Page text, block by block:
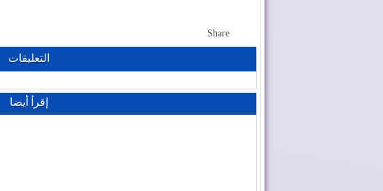
Share
التعليقات
إقرأ أيضا